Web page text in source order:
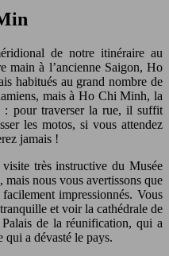
de notre itinéraire au
main à l’ancienne Saigon, Ho
habitués au grand nombre de
mais à Ho Chi Minh, la
: pour traverser la rue, il suffit
les motos, si vous attendez
jamais !
très instructive du Musée
nous vous avertissons que
impressionnés. Vous
et voir la cathédrale de
de la réunification, qui a
a dévasté le pays.